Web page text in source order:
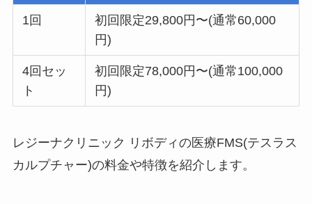
1回
初回限定29,800円〜(通常60,000
円)
4回セッ
ト
初回限定78,000円〜(通常100,000
円)
レジーナクリニック リボディの医療FMS(テスラス
カルプチャー)の料金や特徴を紹介します。